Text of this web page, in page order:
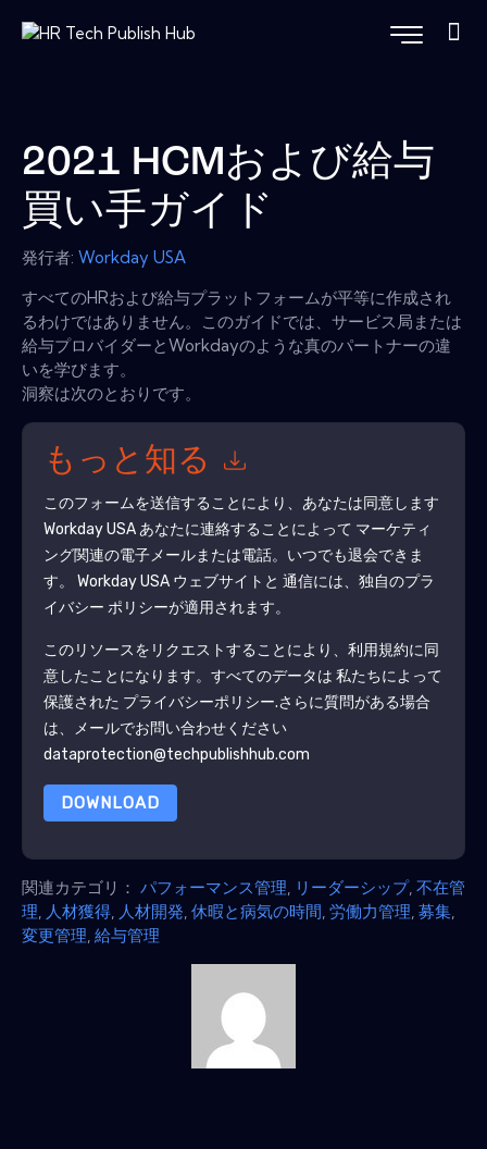
2021 HCMおよび給与
買い手ガイド
発行者: Workday USA
すべてのHRおよび給与プラットフォームが平等に作成され
るわけではありません。このガイドでは、サービス局または
給与プロバイダーとWorkdayのような真のパートナーの違
いを学びます。
洞察は次のとおりです。
もっと知る
このフォームを送信することにより、あなたは同意します
Workday USAあなたに連絡することによって マーケティ
ング関連の電子メールまたは電話。いつでも退会できま
す。 Workday USAウェブサイトと 通信には、独自のプラ
イバシー ポリシーが適用されます。
このリソースをリクエストすることにより、利用規約に同
意したことになります。すべてのデータは 私たちによって
保護された プライバシーポリシー.さらに質問がある場合
は、メールでお問い合わせください
dataprotection@techpublishhub.com
DOWNLOAD
関連カテゴリ： パフォーマンス管理 リーダーシップ, 不在管
理 人材獲得 人材開発 休暇と病気の時間 労働力管理 募集
変更管理 給与管理